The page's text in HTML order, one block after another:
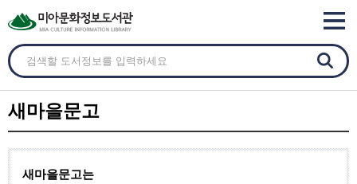
새마을문고
새마을문고는